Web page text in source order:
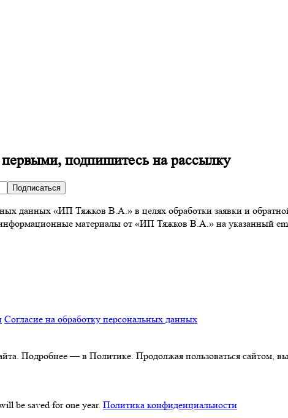
подпишитесь на рассылку
данных «ИП Тяжков В.А.» в целях обработки заявки и
материалы от «ИП Тяжков В.А.» на указанный
Согласие на обработку персональных данных
Подробнее — в Политике. Продолжая пользоваться сайтом,
be saved for one year. Политика конфиденциальности